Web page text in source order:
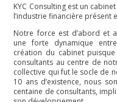
KYC Consulting est un
l’industrie financière présent
Notre force est d’abord et
une forte dynamique
création du cabinet
consultants au centre de
collective qui fut le socle de
10 ans d’existence, nous
centaine de consultants,